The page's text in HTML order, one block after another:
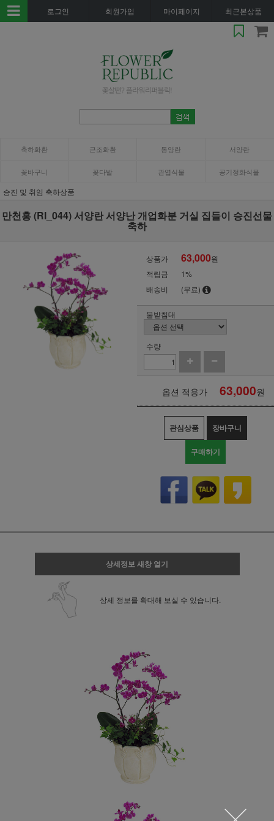
로그인 회원가입 마이페이지 최근본상품
축하화환 근조화환 동양란 서양란
꽃바구니 꽃다발 관엽식물 공기정화식물
승진 및 취임 축하상품
만천홍 (RI_044) 서양란 서양난 개업화분 거실 집들이 승진선물
축하
상품가 63,000원
적립금
1%
배송비
(무료)
물받침대
수량
옵션 적용가 63,000원
관심상품 장바구니
구매하기
상세정보 새창 열기
상세 정보를 확대해 보실 수 있습니다.